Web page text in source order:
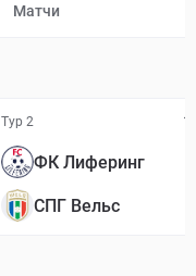
Матчи
Тур 2
ФК Лиферинг
СПГ Вельс